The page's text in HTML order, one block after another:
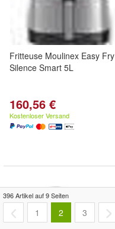
Fritteuse Moulinex Easy Fry
Silence Smart 5L
160,56 €
Kostenloser Versand
396 Artikel auf 9 Seiten
1 2 3